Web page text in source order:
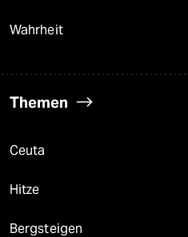
Wahrheit
Themen
Ceuta
Hitze
Bergsteigen